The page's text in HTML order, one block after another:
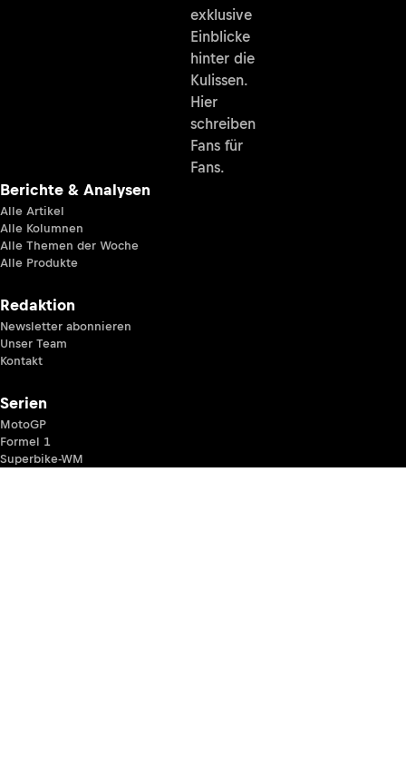
exklusive
Einblicke
hinter die
Kulissen.
Hier
schreiben
Fans für
Fans.
Berichte & Analysen
Alle Artikel
Alle Kolumnen
Alle Themen der Woche
Alle Produkte
Redaktion
Newsletter abonnieren
Unser Team
Kontakt
Serien
MotoGP
Formel 1
Superbike-WM